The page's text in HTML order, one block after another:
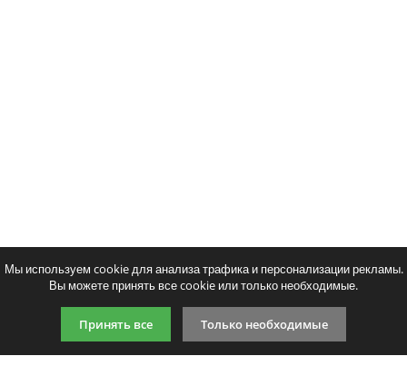
Введите код, указанный на картинке:
Мы используем cookie для анализа трафика и персонализации рекламы.
Вы можете принять все cookie или только необходимые.
Принять все Только необходимые